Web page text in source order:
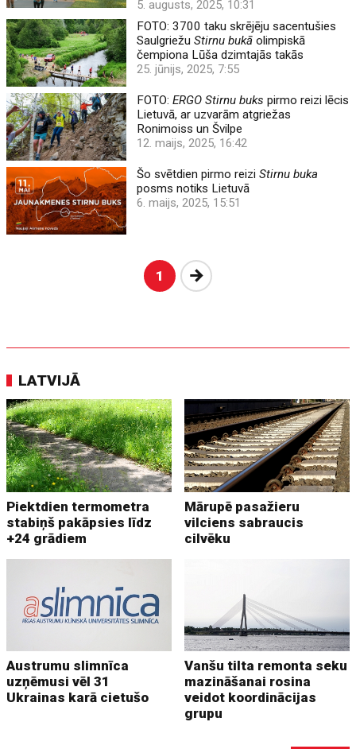
5. augusts, 2025, 10:31
FOTO: 3700 taku skrējēju sacentušies
SaulgriežuStirnu bukā olimpiskā
čempiona Lūša dzimtajās takās
25. jūnijs, 2025, 7:55
FOTO:ERGO Stirnu buks pirmo reizi lēcis
Lietuvā, ar uzvarām atgriežas
Ronimoiss un Švilpe
12. maijs, 2025, 16:42
Šo svētdien pirmo reiziStirnu buka
posms notiks Lietuvā
6. maijs, 2025, 15:51
1 Nākošā
LATVIJĀ
Piektdien termometra
stabiņš pakāpsies līdz
+24 grādiem
Mārupē pasažieru
vilciens sabraucis
cilvēku
Austrumu slimnīca
uzņēmusi vēl 31
Ukrainas karā cietušo
Vanšu tilta remonta seku
mazināšanai rosina
veidot koordinācijas
grupu